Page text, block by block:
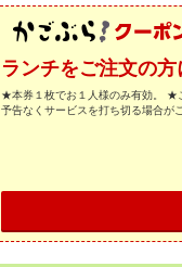
ランチをご注文の
★本券１枚でお１人様のみ有効。 ★
予告なくサービスを打ち切る場合が